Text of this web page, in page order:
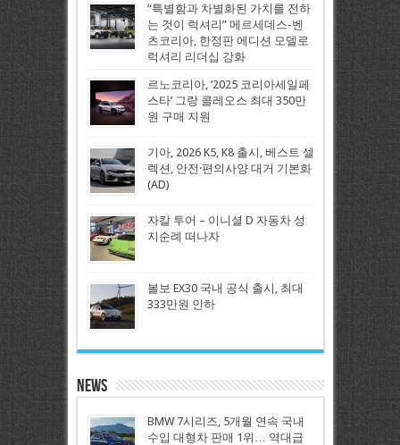
“특별함과 차별화된 가치를 전하
는 것이 럭셔리” 메르세데스-벤
츠코리아, 한정판 에디션 모델로
럭셔리 리더십 강화
르노코리아, ‘2025 코리아세일페
스타’ 그랑 콜레오스 최대 350만
원 구매 지원
기아, 2026 K5, K8 출시, 베스트 셀
렉션, 안전·편의사양 대거 기본화
(AD)
자칼 투어 – 이니셜 D 자동차 성
지순례 떠나자
볼보 EX30 국내 공식 출시, 최대
333만원 인하
News
BMW 7시리즈, 5개월 연속 국내
수입 대형차 판매 1위… 역대급